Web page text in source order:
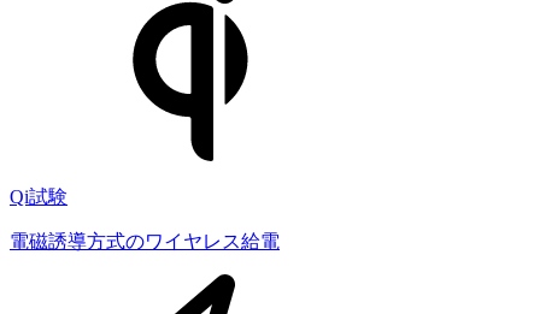
Qi試験
電磁誘導方式のワイヤレス給電